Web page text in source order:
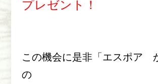
プレゼント！
この機会に是非「エスポア
の